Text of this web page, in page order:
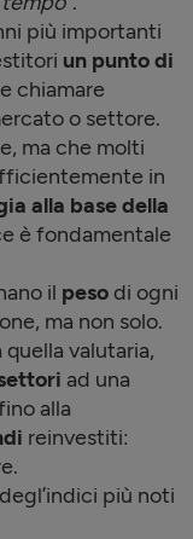
più importanti
un punto di
chiamare
o settore.
ma che molti
in
alla base della
è fondamentale
il pesodi ogni
ma non solo.
valutaria,
ad una
alla
reinvestiti:
più noti